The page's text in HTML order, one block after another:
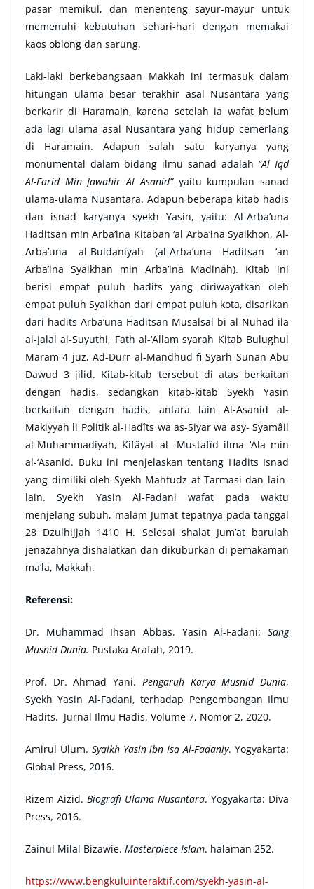
pasar memikul, dan menenteng sayur-mayur untuk
memenuhi kebutuhan sehari-hari dengan memakai
kaos oblong dan sarung.
Laki-laki berkebangsaan Makkah ini termasuk dalam
hitungan ulama besar terakhir asal Nusantara yang
berkarir di Haramain, karena setelah ia wafat belum
ada lagi ulama asal Nusantara yang hidup cemerlang
di Haramain. Adapun salah satu karyanya yang
monumental dalam bidang ilmu sanad adalah “Al Iqd
Al-Farid Min Jawahir Al Asanid” yaitu kumpulan sanad
ulama-ulama Nusantara. Adapun beberapa kitab hadis
dan isnad karyanya syekh Yasin, yaitu: Al-Arba’una
Haditsan min Arba’ina Kitaban ‘al Arba’ina Syaikhon, Al-
Arba’una al-Buldaniyah (al-Arba’una Haditsan ‘an
Arba’ina Syaikhan min Arba’ina Madinah). Kitab ini
berisi empat puluh hadits yang diriwayatkan oleh
empat puluh Syaikhan dari empat puluh kota, disarikan
dari hadits Arba’una Haditsan Musalsal bi al-Nuhad ila
al-Jalal al-Suyuthi, Fath al-‘Allam syarah Kitab Bulughul
Maram 4 juz, Ad-Durr al-Mandhud fi Syarh Sunan Abu
Dawud 3 jilid. Kitab-kitab tersebut di atas berkaitan
dengan hadis, sedangkan kitab-kitab Syekh Yasin
berkaitan dengan hadis, antara lain Al-Asanid al-
Makiyyah li Politik al-Hadîts wa as-Siyar wa asy- Syamâil
al-Muhammadiyah, Kifâyat al -Mustafîd ilma ‘Ala min
al-‘Asanid. Buku ini menjelaskan tentang Hadits Isnad
yang dimiliki oleh Syekh Mahfudz at-Tarmasi dan lain-
lain. Syekh Yasin Al-Fadani wafat pada waktu
menjelang subuh, malam Jumat tepatnya pada tanggal
28 Dzulhijjah 1410 H. Selesai shalat Jum’at barulah
jenazahnya dishalatkan dan dikuburkan di pemakaman
ma’la, Makkah.
Referensi:
Dr. Muhammad Ihsan Abbas. Yasin Al-Fadani: Sang
Musnid Dunia. Pustaka Arafah, 2019.
Prof. Dr. Ahmad Yani. Pengaruh Karya Musnid Dunia,
Syekh Yasin Al-Fadani, terhadap Pengembangan Ilmu
Hadits. Jurnal Ilmu Hadis, Volume 7, Nomor 2, 2020.
Amirul Ulum. Syaikh Yasin ibn Isa Al-Fadaniy. Yogyakarta:
Global Press, 2016.
Rizem Aizid. Biografi Ulama Nusantara. Yogyakarta: Diva
Press, 2016.
Zainul Milal Bizawie. Masterpiece Islam. halaman 252.
https://www.bengkuluinteraktif.com/syekh-yasin-al-